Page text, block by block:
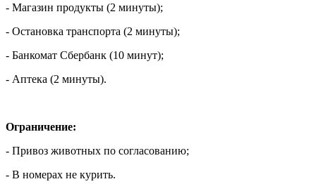
- Магазин продукты (2 минуты);
- Остановка транспорта (2 минуты);
- Банкомат Сбербанк (10 минут);
- Аптека (2 минуты).
Ограничение:
- Привоз животных по согласованию;
- В номерах не курить.